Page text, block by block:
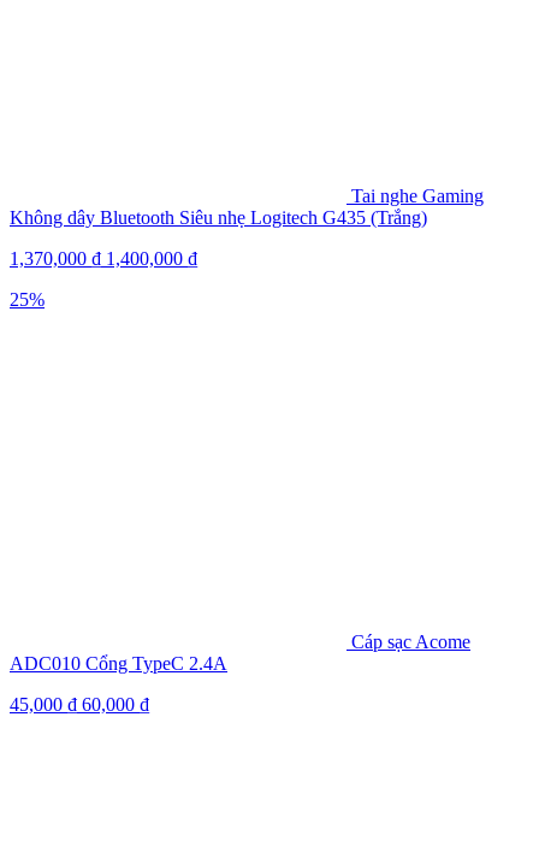
Tai nghe Gaming
Không dây Bluetooth Siêu nhẹ Logitech G435 (Trắng)
1,370,000 ₫ 1,400,000 ₫
25%
Cáp sạc Acome
ADC010 Cổng TypeC 2.4A
45,000 ₫ 60,000 ₫